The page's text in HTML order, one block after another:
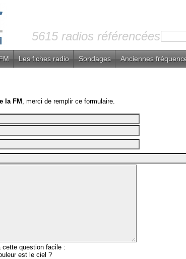
5615 radios référencées
Les fiches radio Sondages Anciennes
la FM , merci de remplir ce formulaire.
cette question facile :
est le ciel ?